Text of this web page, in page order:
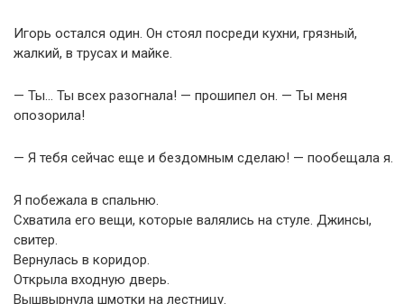
Игорь остался один. Он стоял посреди кухни, грязный,
жалкий, в трусах и майке.
— Ты… Ты всех разогнала! — прошипел он. — Ты меня
опозорила!
— Я тебя сейчас еще и бездомным сделаю! — пообещала я.
Я побежала в спальню.
Схватила его вещи, которые валялись на стуле. Джинсы,
свитер.
Вернулась в коридор.
Открыла входную дверь.
Вышвырнула шмотки на лестницу.